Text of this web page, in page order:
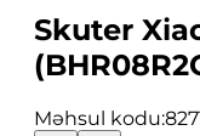
Skuter
Məhsul kodu: